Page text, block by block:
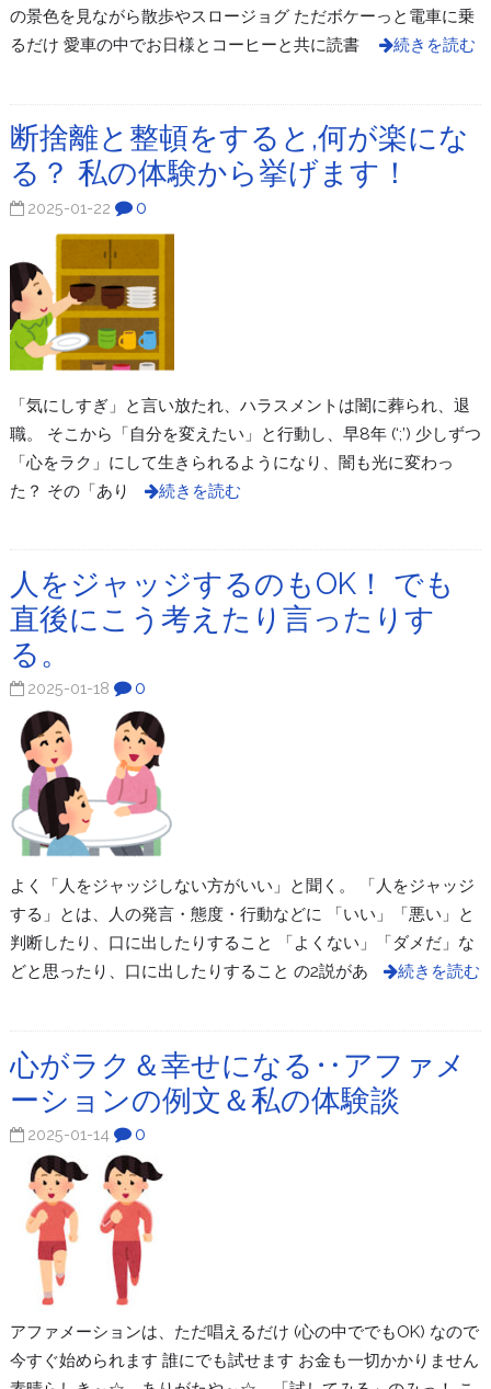
の景色を見ながら散歩やスロージョグ ただボケーっと電車に乗
るだけ 愛車の中でお日様とコーヒーと共に読書
続きを読む
断捨離と整頓をすると,何が楽にな
る？ 私の体験から挙げます！
2025-01-22 0
「気にしすぎ」と言い放たれ、ハラスメントは闇に葬られ、退
職。 そこから「自分を変えたい」と行動し、早8年 (‘;’) 少しずつ
「心をラク」にして生きられるようになり、闇も光に変わっ
た？ その「あり
続きを読む
人をジャッジするのもOK！ でも
直後にこう考えたり言ったりす
る。
2025-01-18 0
よく「人をジャッジしない方がいい」と聞く。 「人をジャッジ
する」とは、人の発言・態度・行動などに 「いい」「悪い」と
判断したり、口に出したりすること 「よくない」「ダメだ」な
どと思ったり、口に出したりすること の2説があ
続きを読む
心がラク＆幸せになる‥アファメ
ーションの例文＆私の体験談
2025-01-14 0
アファメーションは、ただ唱えるだけ (心の中ででもOK) なので
今すぐ始められます 誰にでも試せます お金も一切かかりません